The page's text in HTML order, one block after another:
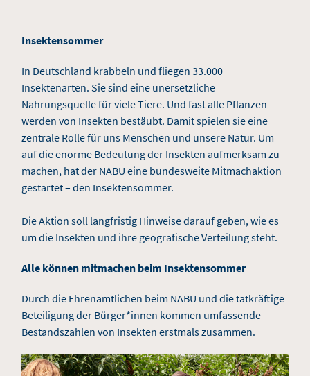
Insektensommer
In Deutschland krabbeln und fliegen 33.000
Insektenarten. Sie sind eine unersetzliche
Nahrungsquelle für viele Tiere. Und fast alle Pflanzen
werden von Insekten bestäubt. Damit spielen sie eine
zentrale Rolle für uns Menschen und unsere Natur. Um
auf die enorme Bedeutung der Insekten aufmerksam zu
machen, hat der NABU eine bundesweite Mitmachaktion
gestartet – den Insektensommer.
Die Aktion soll langfristig Hinweise darauf geben, wie es
um die Insekten und ihre geografische Verteilung steht.
Alle können mitmachen beim Insektensommer
Durch die Ehrenamtlichen beim NABU und die tatkräftige
Beteiligung der Bürger*innen kommen umfassende
Bestandszahlen von Insekten erstmals zusammen.